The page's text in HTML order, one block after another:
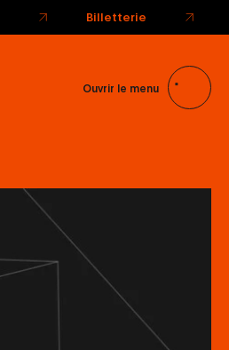
Billetterie
Ouvrir le menu